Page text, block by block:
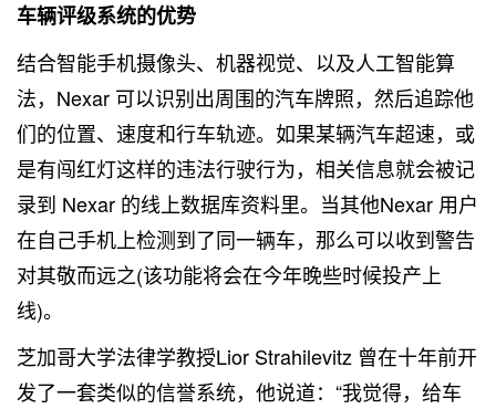
车辆评级系统的优势
结合智能手机摄像头、机器视觉、以及人工智能算
法，Nexar 可以识别出周围的汽车牌照，然后追踪他
们的位置、速度和行车轨迹。如果某辆汽车超速，或
是有闯红灯这样的违法行驶行为，相关信息就会被记
录到 Nexar 的线上数据库资料里。当其他Nexar 用户
在自己手机上检测到了同一辆车，那么可以收到警告
对其敬而远之(该功能将会在今年晚些时候投产上
线)。
芝加哥大学法律学教授Lior Strahilevitz 曾在十年前开
发了一套类似的信誉系统，他说道：“我觉得，给车